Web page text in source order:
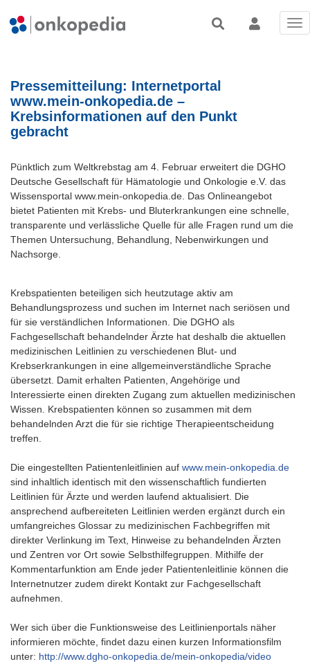
Pressemitteilung: Internetportal
www.mein-onkopedia.de –
Krebsinformationen auf den Punkt
gebracht
Pünktlich zum Weltkrebstag am 4. Februar erweitert die DGHO
Deutsche Gesellschaft für Hämatologie und Onkologie e.V. das
Wissensportal www.mein-onkopedia.de. Das Onlineangebot
bietet Patienten mit Krebs- und Bluterkrankungen eine schnelle,
transparente und verlässliche Quelle für alle Fragen rund um die
Themen Untersuchung, Behandlung, Nebenwirkungen und
Nachsorge.
Krebspatienten beteiligen sich heutzutage aktiv am
Behandlungsprozess und suchen im Internet nach seriösen und
für sie verständlichen Informationen. Die DGHO als
Fachgesellschaft behandelnder Ärzte hat deshalb die aktuellen
medizinischen Leitlinien zu verschiedenen Blut- und
Krebserkrankungen in eine allgemeinverständliche Sprache
übersetzt. Damit erhalten Patienten, Angehörige und
Interessierte einen direkten Zugang zum aktuellen medizinischen
Wissen. Krebspatienten können so zusammen mit dem
behandelnden Arzt die für sie richtige Therapieentscheidung
treffen.
Die eingestellten Patientenleitlinien auf www.mein-onkopedia.de
sind inhaltlich identisch mit den wissenschaftlich fundierten
Leitlinien für Ärzte und werden laufend aktualisiert. Die
ansprechend aufbereiteten Leitlinien werden ergänzt durch ein
umfangreiches Glossar zu medizinischen Fachbegriffen mit
direkter Verlinkung im Text, Hinweise zu behandelnden Ärzten
und Zentren vor Ort sowie Selbsthilfegruppen. Mithilfe der
Kommentarfunktion am Ende jeder Patientenleitlinie können die
Internetnutzer zudem direkt Kontakt zur Fachgesellschaft
aufnehmen.
Wer sich über die Funktionsweise des Leitlinienportals näher
informieren möchte, findet dazu einen kurzen Informationsfilm
unter: http://www.dgho-onkopedia.de/mein-onkopedia/video